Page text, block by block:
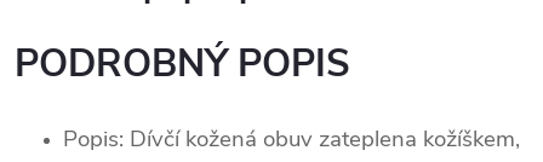
PODROBNÝ POPIS
Popis: Dívčí kožená obuv zateplena kožíškem,